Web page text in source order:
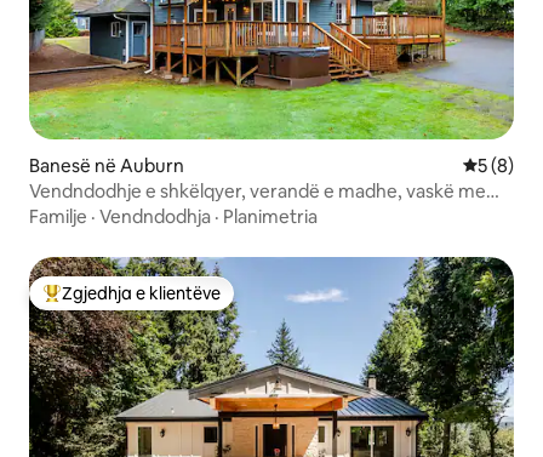
Banesë në Auburn
5 (8)
Vendndodhje e shkëlqyer, verandë e madhe, vaskë me
hidromasazh, skarë, vatër zjarri
Familje · Vendndodhja · Planimetria
Më të mirat e zgjedhjeve të klientëve
Zgjedhja e klientëve